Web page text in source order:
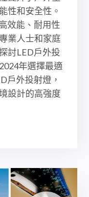
性和安全性。
效能、耐用性
業人士和家庭
討LED戶外投
年選擇最適
戶外投射燈，
設計的高強度